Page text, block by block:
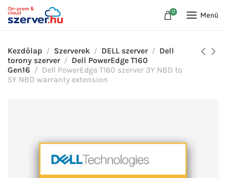
0 Menü
Kezdőlap Szerverek DELL szerver
Dell
torony szerver
Dell PowerEdge T160
Gen16
Dell PowerEdge T160 szerver 3Y NBD to
5Y NBD warranty extension